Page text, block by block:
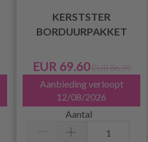
KERSTSTER
BORDUURPAKKET
EUR 69.60 EUR 86.99
Aanbieding verloopt
12/08/2026
Aantal